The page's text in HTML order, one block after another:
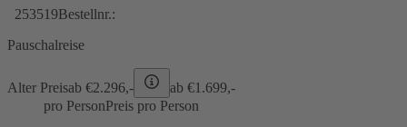
253519Bestellnr.:
Pauschalreise
Alter Preisab €2.296,- ab €1.699,-
pro PersonPreis pro Person